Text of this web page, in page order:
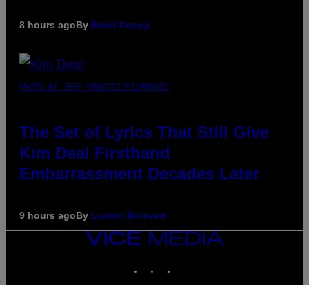
8 hours agoBy Brent Koepp
PHOTO BY JEFF KRAVITZ/FILMMAGIC
The Set of Lyrics That Still Give
Kim Deal Firsthand
Embarrassment Decades Later
9 hours agoBy Lauren Boisvert
VICE
MEDIA